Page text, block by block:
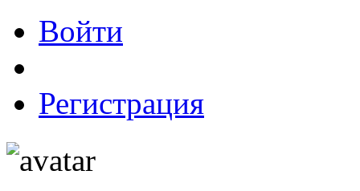
Войти
Регистрация